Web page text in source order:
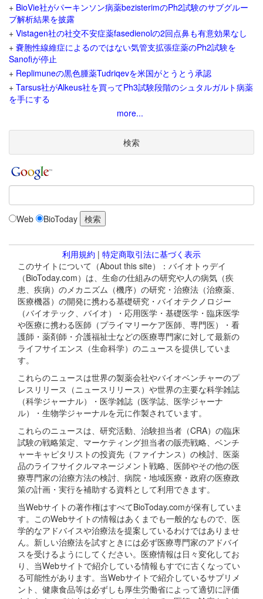
+ BioVie社がパーキンソン病薬bezisterimのPh2試験のサブグルー
プ解析結果を披露
+ Vistagen社の社交不安症薬fasedienolの2回点鼻も有意効果なし
+ 嚢胞性線維症によるのではない気管支拡張症薬のPh2試験を
Sanofiが停止
+ Replimuneの黒色腫薬Tudriqevを米国がとうとう承認
+ Tarsus社がAlkeus社を買ってPh3試験段階のシュタルガルト病薬
を手にする
more...
検索
Web BioToday
利用規約 | 特定商取引法に基づく表示
このサイトについて（About this site）：バイオトゥデイ
（BioToday.com）は、生命の仕組みの研究や人の病気（疾
患、疾病）のメカニズム（機序）の研究・治療法（治療薬、
医療機器）の開発に携わる基礎研究・バイオテクノロジー
（バイオテック、バイオ）・応用医学・基礎医学・臨床医学
や医療に携わる医師（プライマリーケア医師、専門医）・看
護師・薬剤師・介護福祉士などの医療専門家に対して最新の
ライフサイエンス（生命科学）のニュースを提供していま
す。
これらのニュースは世界の製薬会社やバイオベンチャーのプ
レスリリース（ニュースリリース）や世界の主要な科学雑誌
（科学ジャーナル）・医学雑誌（医学誌、医学ジャーナ
ル）・生物学ジャーナルを元に作製されています。
これらのニュースは、研究活動、治験担当者（CRA）の臨床
試験の戦略策定、マーケティング担当者の販売戦略、ベンチ
ャーキャピタリストの投資先（ファイナンス）の検討、医薬
品のライフサイクルマネージメント戦略、医師やその他の医
療専門家の治療方法の検討、病院・地域医療・政府の医療政
策の計画・実行を補助する資料として利用できます。
当Webサイトの著作権はすべてBioToday.comが保有していま
す。このWebサイトの情報はあくまでも一般的なもので、医
学的なアドバイスや治療法を提案しているわけではありませ
ん。新しい治療法を試すときには必ず医療専門家のアドバイ
スを受けるようにしてください。医療情報は日々変化してお
り、当Webサイトで紹介している情報もすでに古くなってい
る可能性があります。当Webサイトで紹介しているサプリメ
ント、健康食品等は必ずしも厚生労働省によって適切に評価